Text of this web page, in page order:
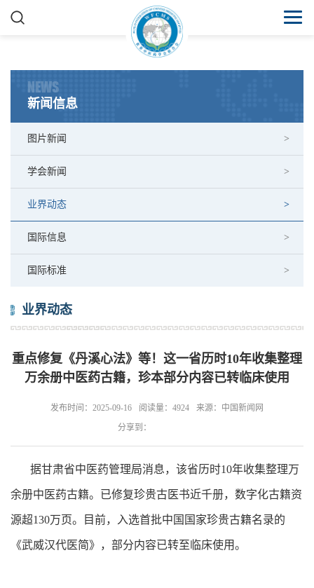
NEWS
新闻信息
图片新闻
学会新闻
业界动态
国际信息
国际标准
业界动态
重点修复《丹溪心法》等！这一省历时10年收集整理
万余册中医药古籍，珍本部分内容已转临床使用
发布时间：2025-09-16 阅读量：4924
来源：中国新闻网
分享到：
据甘肃省中医药管理局消息，该省历时10年收集整理万
余册中医药古籍。已修复珍贵古医书近千册，数字化古籍资
源超130万页。目前，入选首批中国国家珍贵古籍名录的
《武威汉代医简》，部分内容已转至临床使用。